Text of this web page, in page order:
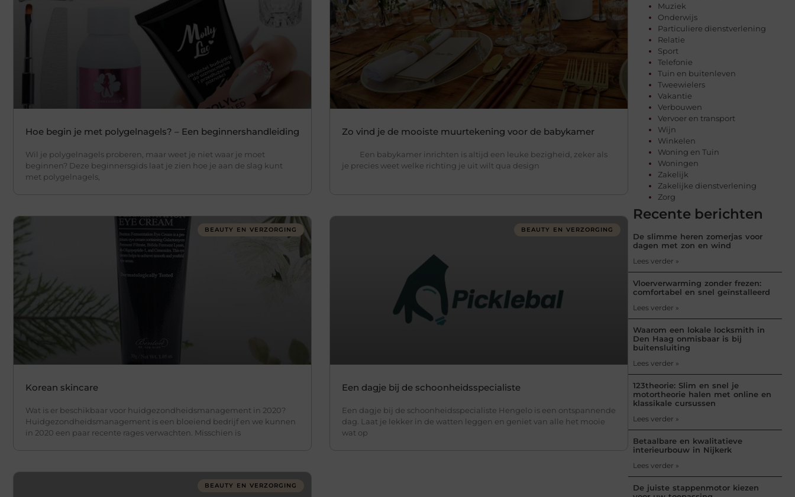
Hoe begin je met polygelnagels? – Een beginnershandleiding
Wil je polygelnagels proberen, maar weet je niet waar je moet
beginnen? Deze beginnersgids laat je zien hoe je aan de slag kunt
met polygelnagels,
Zo vind je de mooiste muurtekening voor de babykamer
Een babykamer inrichten is altijd een leuke bezigheid, zeker als
je precies weet welke richting je uit wilt qua design
BEAUTY EN VERZORGING
Korean skincare
Wat is er beschikbaar voor huidgezondheidsmanagement in 2020?
Huidgezondheidsmanagement is een bloeiend bedrijf en we kunnen
in 2020 een paar recente rages verwachten. Misschien is
BEAUTY EN VERZORGING
Een dagje bij de schoonheidsspecialiste
Een dagje bij de schoonheidsspecialiste Hengelo is een ontspannende
dag. Laat je lekker in de watten leggen en geniet van alle het mooie
wat op
BEAUTY EN VERZORGING
Muziek
Onderwijs
Particuliere dienstverlening
Relatie
Sport
Telefonie
Tuin en buitenleven
Tweewielers
Vakantie
Verbouwen
Vervoer en transport
Wijn
Winkelen
Woning en Tuin
Woningen
Zakelijk
Zakelijke dienstverlening
Zorg
Recente berichten
De slimme heren zomerjas voor
dagen met zon en wind
Lees verder »
Vloerverwarming zonder frezen:
comfortabel en snel geïnstalleerd
Lees verder »
Waarom een lokale locksmith in
Den Haag onmisbaar is bij
buitensluiting
Lees verder »
123theorie: Slim en snel je
motortheorie halen met online en
klassikale cursussen
Lees verder »
Betaalbare en kwalitatieve
interieurbouw in Nijkerk
Lees verder »
De juiste stappenmotor kiezen